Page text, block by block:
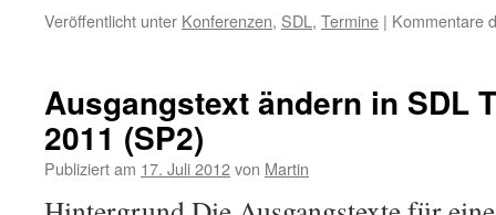
Veröffentlicht unter Konferenzen, SDL , Termine | Kommentare
Ausgangstext ändern in SDL
2011 (SP2)
Publiziert am 17. Juli 2012von Martin